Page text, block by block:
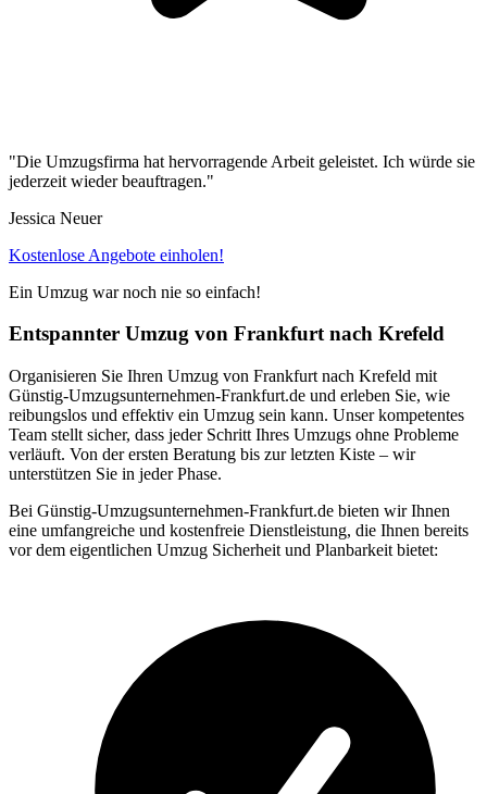
"Die Umzugsfirma hat hervorragende Arbeit geleistet. Ich würde sie
jederzeit wieder beauftragen."
Jessica Neuer
Kostenlose Angebote einholen!
Ein Umzug war noch nie so einfach!
Entspannter Umzug von Frankfurt nach Krefeld
Organisieren Sie Ihren Umzug von Frankfurt nach Krefeld mit
Günstig-Umzugsunternehmen-Frankfurt.de und erleben Sie, wie
reibungslos und effektiv ein Umzug sein kann. Unser kompetentes
Team stellt sicher, dass jeder Schritt Ihres Umzugs ohne Probleme
verläuft. Von der ersten Beratung bis zur letzten Kiste – wir
unterstützen Sie in jeder Phase.
Bei Günstig-Umzugsunternehmen-Frankfurt.de bieten wir Ihnen
eine umfangreiche und kostenfreie Dienstleistung, die Ihnen bereits
vor dem eigentlichen Umzug Sicherheit und Planbarkeit bietet: